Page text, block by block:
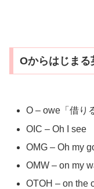
Oからはじまる
O – owe「借り
OIC – Oh I see
OMG – Oh my
OMW – on my
OTOH – on the